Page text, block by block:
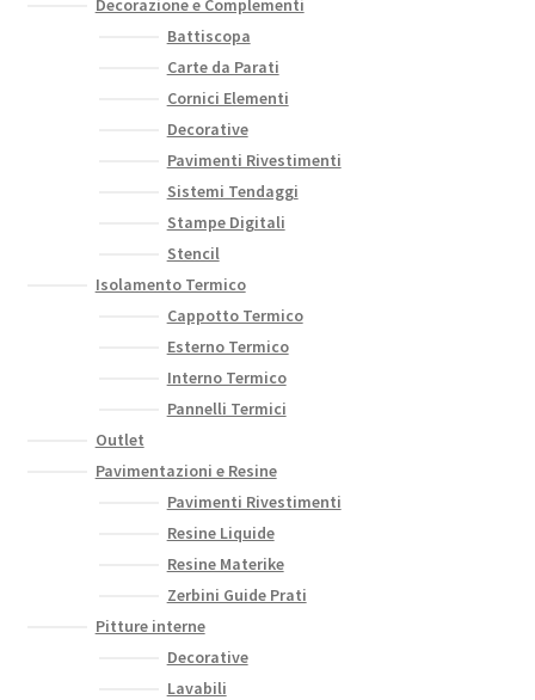
Decorazione e Complementi
Battiscopa
Carte da Parati
Cornici Elementi
Decorative
Pavimenti Rivestimenti
Sistemi Tendaggi
Stampe Digitali
Stencil
Isolamento Termico
Cappotto Termico
Esterno Termico
Interno Termico
Pannelli Termici
Outlet
Pavimentazioni e Resine
Pavimenti Rivestimenti
Resine Liquide
Resine Materike
Zerbini Guide Prati
Pitture interne
Decorative
Lavabili